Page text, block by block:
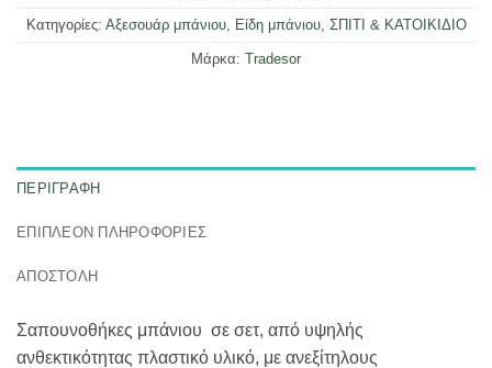
Κατηγορίες: Αξεσουάρ μπάνιου, Είδη μπάνιου, ΣΠΙΤΙ & ΚΑΤΟΙΚΙΔΙΟ
Μάρκα: Tradesor
ΠΕΡΙΓΡΑΦΉ
ΕΠΙΠΛΈΟΝ ΠΛΗΡΟΦΟΡΊΕΣ
ΑΠΟΣΤΟΛΗ
Σαπουνοθήκες μπάνιου σε σετ, από υψηλής
ανθεκτικότητας πλαστικό υλικό, με ανεξίτηλους